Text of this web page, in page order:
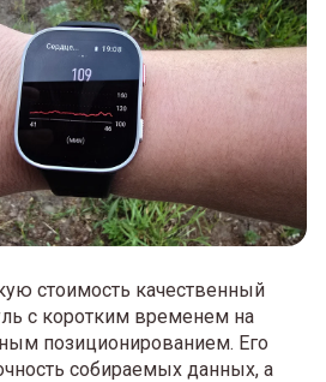
стоимость качественный
с коротким временем на
позиционированием. Его
собираемых данных, а